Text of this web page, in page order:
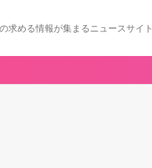
求める情報が集まるニュースサイト